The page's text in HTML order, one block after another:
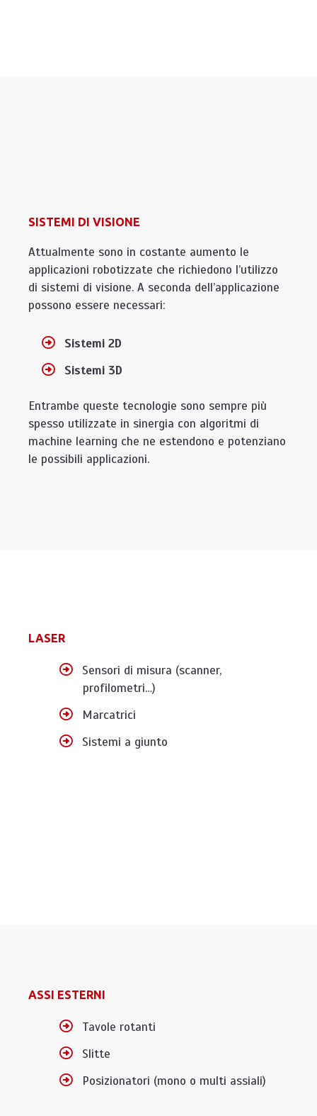
SISTEMI DI VISIONE
Attualmente sono in costante aumento le
applicazioni robotizzate che richiedono l’utilizzo
di sistemi di visione. A seconda dell’applicazione
possono essere necessari:
Sistemi 2D
Sistemi 3D
Entrambe queste tecnologie sono sempre più
spesso utilizzate in sinergia con algoritmi di
machine learning che ne estendono e potenziano
le possibili applicazioni.
LASER
Sensori di misura (scanner,
profilometri…)
Marcatrici
Sistemi a giunto
ASSI ESTERNI
Tavole rotanti
Slitte
Posizionatori (mono o multi assiali)